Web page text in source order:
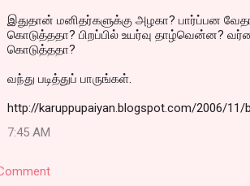
இதுதான் மனிதர்களுக்கு அழகா? பார்ப்பன
கொடுத்ததா? பிறப்பில் உயர்வு
கொடுத்ததா?
வந்து படித்துப் பாருங்கள்.
http://karuppupaiyan.blogspot.com/2006/11/
7:45 AM